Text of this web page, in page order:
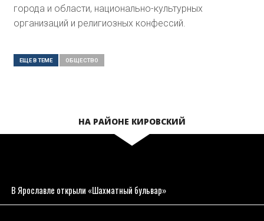
города и области, национально-культурных
организаций и религиозных конфессий.
ЕЩЕ В ТЕМЕ ОБЩЕСТВO
НА РАЙОНЕ КИРОВСКИЙ
В Ярославле открыли «Шахматный бульвар»